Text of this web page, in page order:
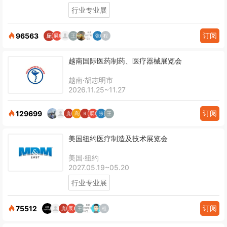
行业专业展
96563 订阅
越南国际医药制药、医疗器械展览会
越南·胡志明市
2026.11.25~11.27
129699 订阅
美国纽约医疗制造及技术展览会
美国·纽约
2027.05.19~05.20
行业专业展
75512 订阅